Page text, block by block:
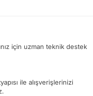
için uzman teknik destek
ile alışverişlerinizi